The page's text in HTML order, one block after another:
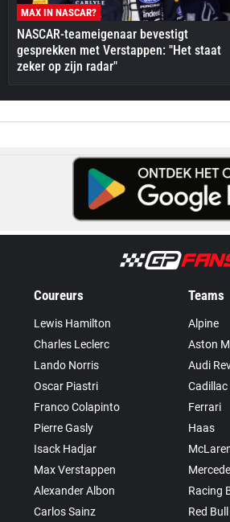
MAX IN NASCAR?
NASCAR-teameigenaar bevestigt
gesprekken met Verstappen: "Het staat
zeker op zijn radar"
Coureurs
Lewis Hamilton
Charles Leclerc
Lando Norris
Oscar Piastri
Franco Colapinto
Pierre Gasly
Isack Hadjar
Max Verstappen
Alexander Albon
Carlos Sainz
Teams
Alpine
Aston
Audi
Cadillac
Ferrari
Haas
Racing
Red